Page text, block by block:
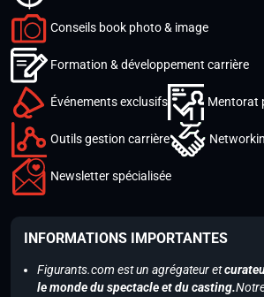
Conseils book photo & image
Formation & développement carrière
Événements exclusifs Mentorat
Outils gestion carrière
Newsletter spécialisée
INFORMATIONS IMPORTANTES
Figurants.com est un agrégateur et
le monde du spectacle et du casting.